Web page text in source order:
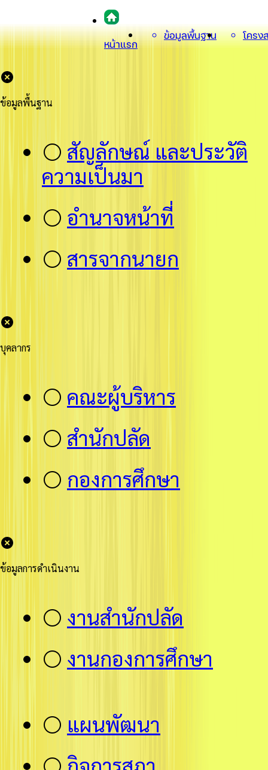
หน้าแรก
ข้อมูลพื้นฐาน โครง
ข้อมูลพื้นฐาน
⚪ สัญลักษณ์ และประวัติ
ความเป็นมา
⚪ อำนาจหน้าที่
⚪ สารจากนายก
บุคลากร
⚪ คณะผู้บริหาร
⚪ สำนักปลัด
⚪ กองการศึกษา
ข้อมูลการดำเนินงาน
⚪ งานสำนักปลัด
⚪ งานกองการศึกษา
⚪ แผนพัฒนา